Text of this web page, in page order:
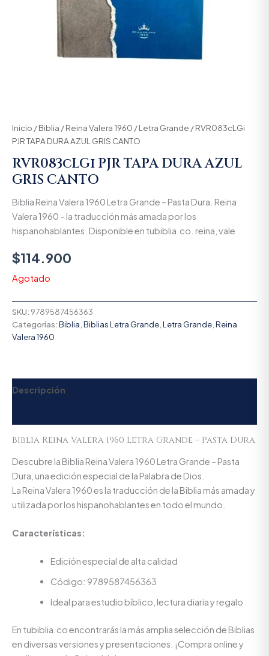
Inicio /Biblia /Reina Valera 1960 /Letra Grande / RVR083cLGi
PJR TAPA DURA AZUL GRIS CANTO
RVR083cLGi PJR TAPA DURA AZUL
GRIS CANTO
Biblia Reina Valera 1960 Letra Grande – Pasta Dura. Reina
Valera 1960 – la traducción más amada por los
hispanohablantes. Disponible en tubiblia.co. reina, vale
$114.900
Agotado
SKU: 9789587456363
Categorías:Biblia Biblias Letra Grande Letra Grande Reina
Valera 1960
Descripción
Biblia Reina Valera 1960 Letra Grande – Pasta Dura
Descubre la Biblia Reina Valera 1960 Letra Grande – Pasta
Dura, una edición especial de la Palabra de Dios.
La Reina Valera 1960 es la traducción de la Biblia más amada y
utilizada por los hispanohablantes en todo el mundo.
Características:
Edición especial de alta calidad
Código: 9789587456363
Ideal para estudio bíblico, lectura diaria y regalo
En tubiblia.co encontrarás la más amplia selección de Biblias
en diversas versiones y presentaciones. ¡Compra online y